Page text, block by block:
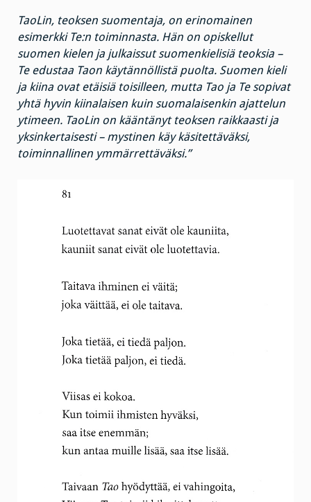
TaoLin, teoksen suomentaja, on erinomainen
esimerkki Te:n toiminnasta. Hän on opiskellut
suomen kielen ja julkaissut suomenkielisiä teoksia –
Te edustaa Taon käytännöllistä puolta. Suomen kieli
ja kiina ovat etäisiä toisilleen, mutta Tao ja Te sopivat
yhtä hyvin kiinalaisen kuin suomalaisenkin ajattelun
ytimeen. TaoLin on kääntänyt teoksen raikkaasti ja
yksinkertaisesti – mystinen käy käsitettäväksi,
toiminnallinen ymmärrettäväksi.”